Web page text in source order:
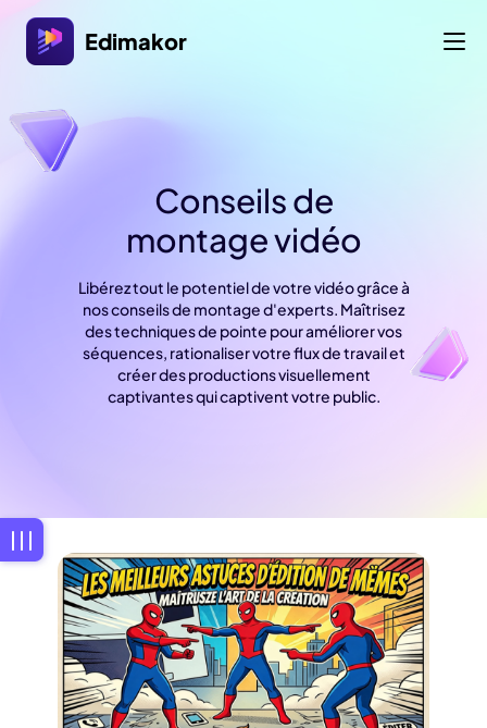
Edimakor
Conseils de
montage vidéo
Libérez tout le potentiel de votre vidéo grâce à
nos conseils de montage d'experts. Maîtrisez
des techniques de pointe pour améliorer vos
séquences, rationaliser votre flux de travail et
créer des productions visuellement
captivantes qui captivent votre public.